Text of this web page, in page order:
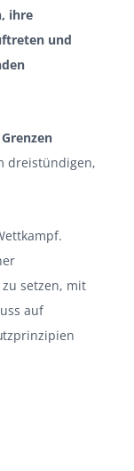
ihre
und
dreistündigen,
setzen, mit
auf